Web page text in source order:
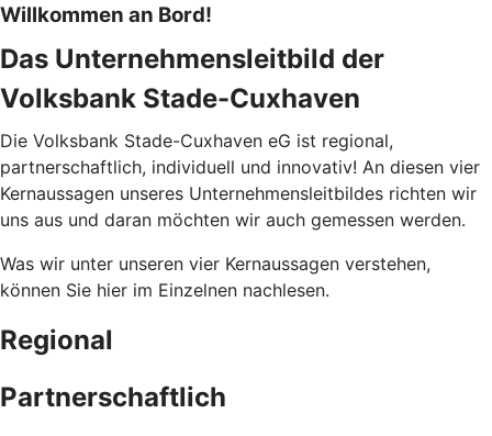
Willkommen an Bord!
Das Unternehmensleitbild der
Volksbank Stade-Cuxhaven
Die Volksbank Stade-Cuxhaven eG ist regional,
partnerschaftlich, individuell und innovativ! An diesen vier
Kernaussagen unseres Unternehmensleitbildes richten wir
uns aus und daran möchten wir auch gemessen werden.
Was wir unter unseren vier Kernaussagen verstehen,
können Sie hier im Einzelnen nachlesen.
Regional
Partnerschaftlich